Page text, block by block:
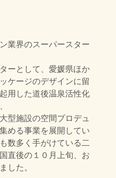
業界のスーパースター
ーとして、愛媛県ほか
ケージのデザインに留
用した道後温泉活性化
型施設の空間プロデュ
める事業を展開してい
数多く手がけている二
直後の１０月上旬、お
した。